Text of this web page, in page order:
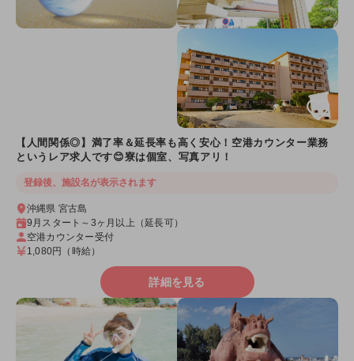
【人間関係◎】満了率＆延長率も高く安心！空港カウンター業務
というレア求人です😊寮は個室、写真アリ！
登録後、施設名が表示されます
沖縄県 宮古島
9月スタート～3ヶ月以上（延長可）
空港カウンター受付
1,080円
（時給）
詳細を見る